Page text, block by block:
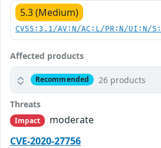
5.3 (Medium)
CVSS:3.1/AV:N/AC:L/PR:N/UI:N/
Affected products
Recommended 26 products
Threats
Impact
moderate
CVE-2020-27756